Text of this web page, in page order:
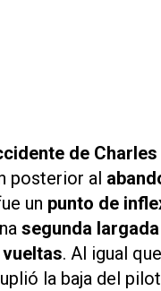
de
posterior al
un punto de
segunda
. Al igual
la baja del